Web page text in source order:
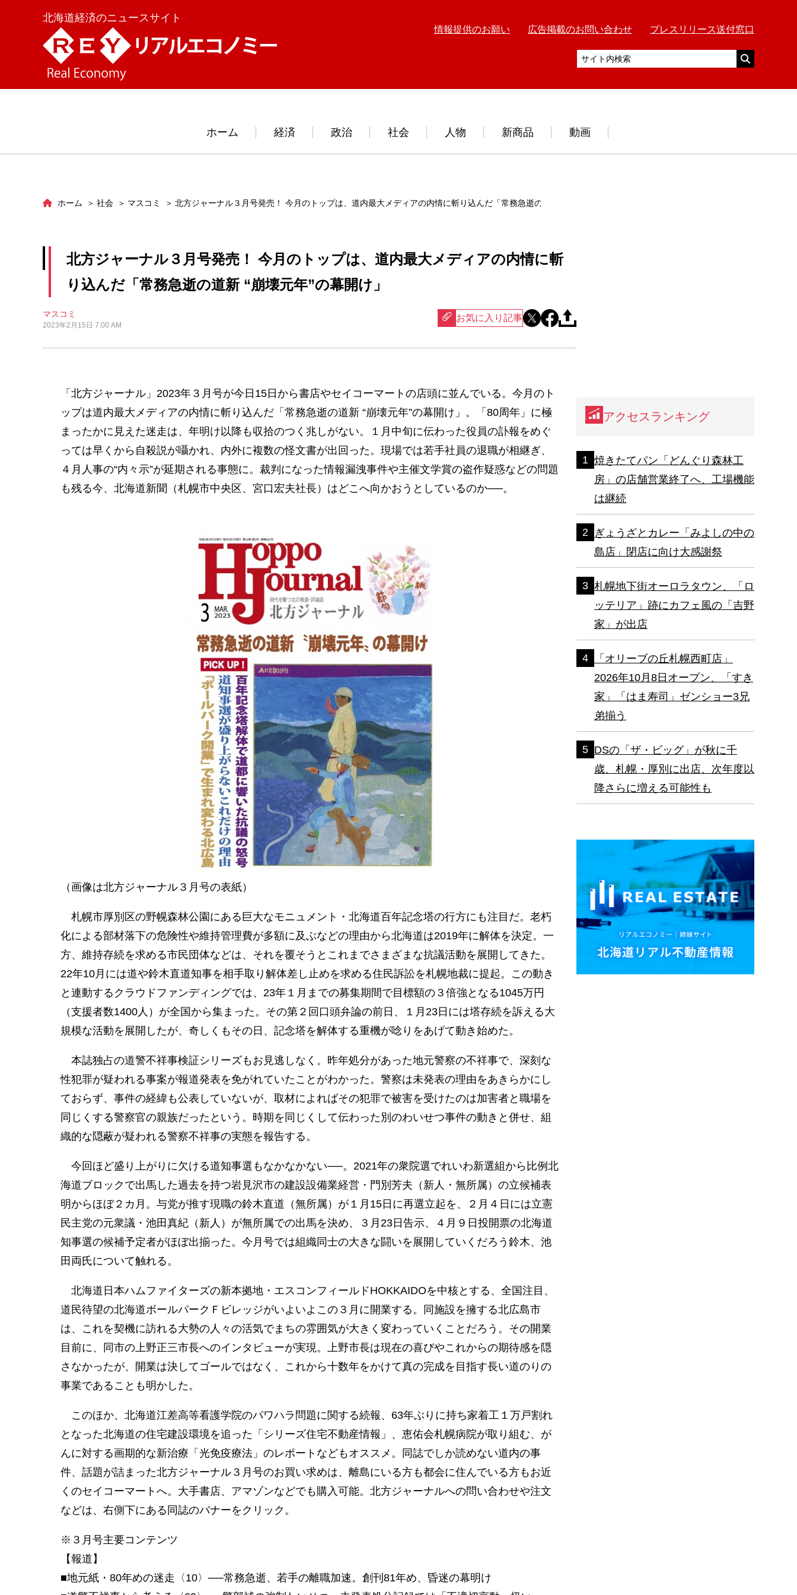
北海道経済のニュースサイト
情報提供のお願い 広告掲載のお問い合わせ プレスリリース送付窓口
ホーム 経済 政治 社会 人物 新商品 動画
ホーム 社会 マスコミ 北方ジャーナル３月号発売！ 今月のトップは、道内最大メディアの内情に斬り込んだ「常務急逝の道新 “崩壊元年”の幕開け」
北方ジャーナル３月号発売！ 今月のトップは、道内最大メディアの内情に斬
り込んだ「常務急逝の道新 “崩壊元年”の幕開け」
マスコミ
2023年2月15日 7:00 AM
お気に入り記事
「北方ジャーナル」2023年３月号が今日15日から書店やセイコーマートの店頭に並んでいる。今月のト
ップは道内最大メディアの内情に斬り込んだ「常務急逝の道新 “崩壊元年”の幕開け」。「80周年」に極
まったかに見えた迷走は、年明け以降も収拾のつく兆しがない。１月中旬に伝わった役員の訃報をめぐ
っては早くから自殺説が囁かれ、内外に複数の怪文書が出回った。現場では若手社員の退職が相継ぎ、
４月人事の“内々示”が延期される事態に。裁判になった情報漏洩事件や主催文学賞の盗作疑惑などの問題
も残る今、北海道新聞（札幌市中央区、宮口宏夫社長）はどこへ向かおうとしているのか──。
（画像は北方ジャーナル３月号の表紙）
札幌市厚別区の野幌森林公園にある巨大なモニュメント・北海道百年記念塔の行方にも注目だ。老朽
化による部材落下の危険性や維持管理費が多額に及ぶなどの理由から北海道は2019年に解体を決定。一
方、維持存続を求める市民団体などは、それを覆そうとこれまでさまざまな抗議活動を展開してきた。
22年10月には道や鈴木直道知事を相手取り解体差し止めを求める住民訴訟を札幌地裁に提起。この動き
と連動するクラウドファンディングでは、23年１月までの募集期間で目標額の３倍強となる1045万円
（支援者数1400人）が全国から集まった。その第２回口頭弁論の前日、１月23日には塔存続を訴える大
規模な活動を展開したが、奇しくもその日、記念塔を解体する重機が唸りをあげて動き始めた。
本誌独占の道警不祥事検証シリーズもお見逃しなく。昨年処分があった地元警察の不祥事で、深刻な
性犯罪が疑われる事案が報道発表を免がれていたことがわかった。警察は未発表の理由をあきらかにし
ておらず、事件の経緯も公表していないが、取材によればその犯罪で被害を受けたのは加害者と職場を
同じくする警察官の親族だったという。時期を同じくして伝わった別のわいせつ事件の動きと併せ、組
織的な隠蔽が疑われる警察不祥事の実態を報告する。
今回ほど盛り上がりに欠ける道知事選もなかなかない──。2021年の衆院選でれいわ新選組から比例北
海道ブロックで出馬した過去を持つ岩見沢市の建設設備業経営・門別芳夫（新人・無所属）の立候補表
明からほぼ２カ月。与党が推す現職の鈴木直道（無所属）が１月15日に再選立起を、２月４日には立憲
民主党の元衆議・池田真紀（新人）が無所属での出馬を決め、３月23日告示、４月９日投開票の北海道
知事選の候補予定者がほぼ出揃った。今月号では組織同士の大きな闘いを展開していくだろう鈴木、池
田両氏について触れる。
北海道日本ハムファイターズの新本拠地・エスコンフィールドHOKKAIDOを中核とする、全国注目、
道民待望の北海道ボールパークＦビレッジがいよいよこの３月に開業する。同施設を擁する北広島市
は、これを契機に訪れる大勢の人々の活気でまちの雰囲気が大きく変わっていくことだろう。その開業
目前に、同市の上野正三市長へのインタビューが実現。上野市長は現在の喜びやこれからの期待感を隠
さなかったが、開業は決してゴールではなく、これから十数年をかけて真の完成を目指す長い道のりの
事業であることも明かした。
このほか、北海道江差高等看護学院のパワハラ問題に関する続報、63年ぶりに持ち家着工１万戸割れ
となった北海道の住宅建設環境を追った「シリーズ住宅不動産情報」、恵佑会札幌病院が取り組む、が
んに対する画期的な新治療「光免疫療法」のレポートなどもオススメ。同誌でしか読めない道内の事
件、話題が詰まった北方ジャーナル３月号のお買い求めは、離島にいる方も都会に住んでいる方もお近
くのセイコーマートへ。大手書店、アマゾンなどでも購入可能。北方ジャーナルへの問い合わせや注文
などは、右側下にある同誌のバナーをクリック。
※３月号主要コンテンツ
【報道】
■地元紙・80年めの迷走〈10〉──常務急逝、若手の離職加速。創刊81年め、昏迷の幕明け
アクセスランキング
焼きたてパン「どんぐり森林工
房」の店舗営業終了へ、工場機能
は継続
ぎょうざとカレー「みよしの中の
島店」閉店に向け大感謝祭
札幌地下街オーロラタウン、「ロ
ッテリア」跡にカフェ風の「吉野
家」が出店
「オリーブの丘札幌西町店」
2026年10月8日オープン、「すき
家」「はま寿司」ゼンショー3兄
弟揃う
DSの「ザ・ビッグ」が秋に千
歳、札幌・厚別に出店、次年度以
降さらに増える可能性も